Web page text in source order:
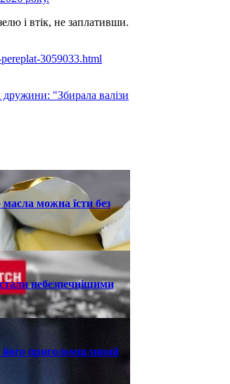
і втік, не заплативши.
3059033.html
"Збирала валізи
можна їсти без
небезпечнішими
його приголомшливий